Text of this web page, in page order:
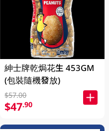
紳士牌乾焗花生 453GM
(包裝隨機發放)
$57.00
$47.90